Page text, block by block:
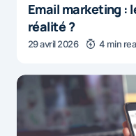
Email marketing :
réalité ?
29 avril 2026 4 min